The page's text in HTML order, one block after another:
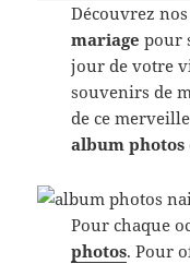
Découvrez
mariage pour
jour de votre
souvenirs de
de ce
album photos
Pour chaque
photos. Pour